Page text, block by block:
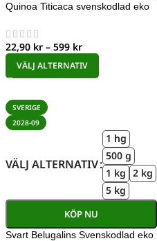
Quinoa Titicaca svenskodlad eko
22,90 kr – 599 kr
VÄLJ ALTERNATIV
SVERIGE
2028-09
VÄLJ ALTERNATIV
1 hg
500 g
1 kg 2 kg
5 kg
KÖP NU
Svart Belugalins Svenskodlad eko